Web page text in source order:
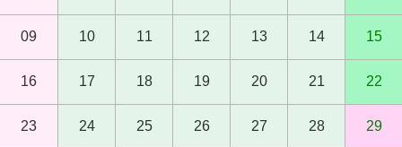
09 10 11 12 13 14 15
16 17 18 19 20 21 22
23 24 25 26 27 28 29